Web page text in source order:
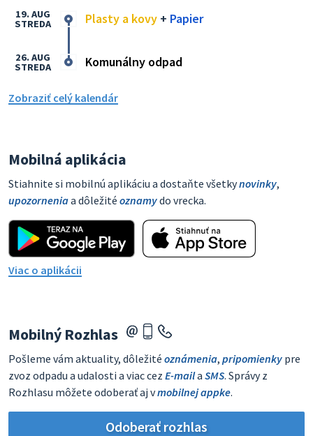
Plasty a kovy + Papier
19. AUG
STREDA
Komunálny odpad
26. AUG
STREDA
Zobraziť celý kalendár
Mobilná aplikácia
Stiahnite si mobilnú aplikáciu a dostaňte všetkynovinky,
upozorneniaa dôležité oznamydo vrecka.
Viac o aplikácii
Mobilný Rozhlas
Pošleme vám aktuality, dôležité oznámenia, pripomienky pre
zvoz odpadu a udalosti a viac cez E-maila SMS. Správy z
Rozhlasu môžete odoberať aj vmobilnej appke.
Odoberať rozhlas